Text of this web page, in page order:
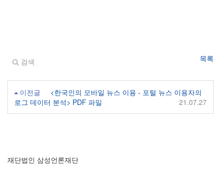
검색 목록
이전글
<한국인의 모바일 뉴스 이용 - 포털 뉴스 이용자의
로그 데이터 분석> PDF 파일
21.07.27
재단법인 삼성언론재단